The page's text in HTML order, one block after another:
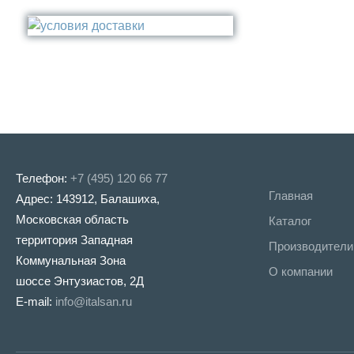
Стакан
Туалетный ёрш
Медь
Никель
Телефон: +7 (495) 120 66 77
Адрес: 143912, Балашиха,
Московская область
территория Западная
Коммунальная Зона
шоссе Энтузиастов, 2Д
E-mail: info@italsan.ru
Главная
Каталог
Производители
О компании